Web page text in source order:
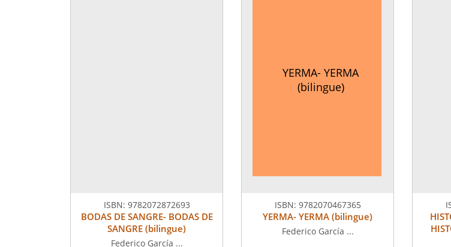
ISBN: 9782072872693
BODAS DE SANGRE- BODAS DE
SANGRE (bilingue)
Federico García ...
YERMA- YERMA
(bilingue)
ISBN: 9782070467365
YERMA- YERMA (bilingue)
Federico García ...